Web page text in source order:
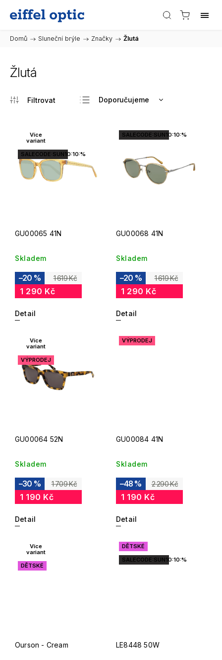
Domů / Sluneční brýle / Značky / Žlutá
Žlutá
Doporučujeme
Nejdražší
Abecedně
Více
variant
SALECODE:SUN10:10:%
GU00065 41N
Skladem
1 619 Kč
–20 %
1 290 Kč
Detail
SALECODE:SUN10:10:%
GU00068 41N
Skladem
1 619 Kč
–20 %
1 290 Kč
Detail
Více
variant
VÝPRODEJ
GU00064 52N
Skladem
1 709 Kč
–30 %
1 190 Kč
Detail
VÝPRODEJ
GU00084 41N
Skladem
2 290 Kč
–48 %
1 190 Kč
Detail
Více
variant
DĚTSKÉ
Ourson - Cream
DĚTSKÉ
SALECODE:SUN10:10:%
LE8448 50W